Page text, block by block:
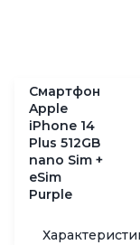
Смартфон
Apple
iPhone 14
Plus 512GB
nano Sim +
eSim
Purple